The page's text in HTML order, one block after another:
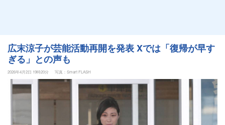
広末涼子が芸能活動再開を発表 Xでは「復帰が早す
ぎる」との声も
2026年4月2日 19時20分 写真：Smart FLASH